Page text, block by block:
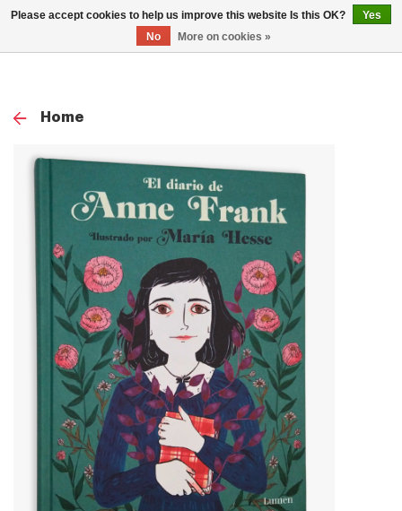
0
Home
Please accept cookies to help us improve this website Is this OK?
Yes
No
More on cookies »